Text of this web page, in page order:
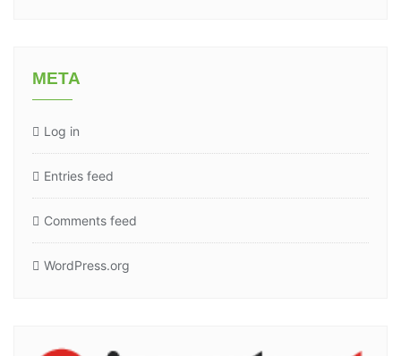
META
Log in
Entries feed
Comments feed
WordPress.org